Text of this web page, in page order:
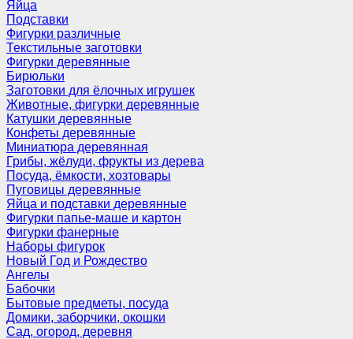
Яйца
Подставки
Фигурки различные
Текстильные заготовки
Фигурки деревянные
Бирюльки
Заготовки для ёлочных игрушек
Животные, фигурки деревянные
Катушки деревянные
Конфеты деревянные
Миниатюра деревянная
Грибы, жёлуди, фрукты из дерева
Посуда, ёмкости, хозтовары
Пуговицы деревянные
Яйца и подставки деревянные
Фигурки папье-маше и картон
Фигурки фанерные
Наборы фигурок
Новый Год и Рождество
Ангелы
Бабочки
Бытовые предметы, посуда
Домики, заборчики, окошки
Сад, огород, деревня